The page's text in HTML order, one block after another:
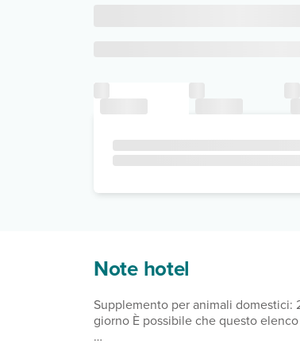
Note hotel
Supplemento per animali domestici:
giorno È possibile che questo